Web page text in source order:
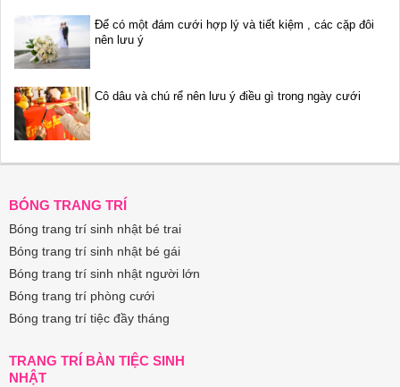
Để có một đám cưới hợp lý và tiết kiệm , các cặp đôi
nên lưu ý
Cô dâu và chú rể nên lưu ý điều gì trong ngày cưới
BÓNG TRANG TRÍ
Bóng trang trí sinh nhật bé trai
Bóng trang trí sinh nhật bé gái
Bóng trang trí sinh nhật người lớn
Bóng trang trí phòng cưới
Bóng trang trí tiệc đầy tháng
TRANG TRÍ BÀN TIỆC SINH
NHẬT